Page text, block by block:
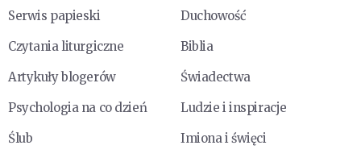
Serwis papieski
Duchowość
Czytania liturgiczne
Biblia
Artykuły blogerów
Świadectwa
Psychologia na co dzień
Ludzie i inspiracje
Ślub
Imiona i święci